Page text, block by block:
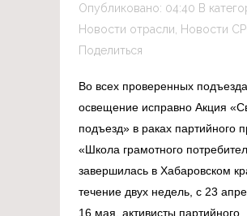
Опубликовано: 04:40 В
Новости отрасли
Новости
Поделиться
Во всех проверенных
освещение исправно Акция
подъезд» в раках партийного
«Школа грамотного
завершилась в Хабаровском
течение двух недель, с 23
16 мая, активисты партийного